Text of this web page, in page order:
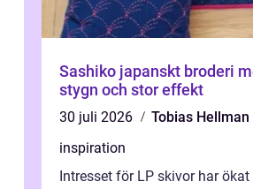
Sashiko japanskt broderi med enkla
stygn och stor effekt
30 juli 2026
Tobias Hellman
inspiration
Intresset för LP skivor har